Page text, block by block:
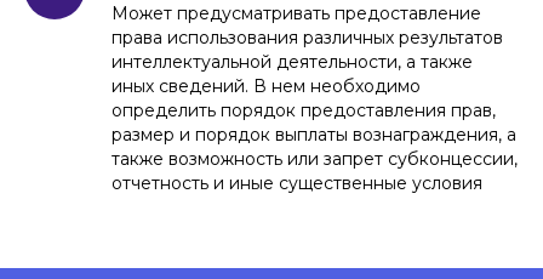
Может предусматривать предоставление
права использования различных результатов
интеллектуальной деятельности, а также
иных сведений. В нем необходимо
определить порядок предоставления прав,
размер и порядок выплаты вознаграждения, а
также возможность или запрет субконцессии,
отчетность и иные существенные условия